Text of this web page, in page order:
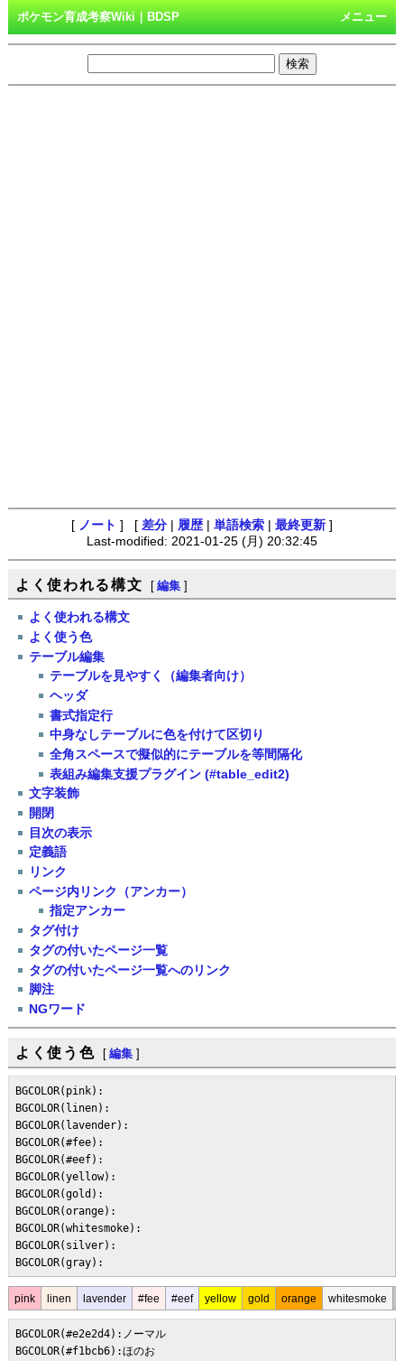
メニュー
ポケモン育成考察Wiki｜BDSP
[ ノート ] [ 差分 履歴 単語検索 最終更新 ]
Last-modified: 2021-01-25 (月) 20:32:45
よく使われる構文 [ 編集 ]
よく使われる構文
よく使う色
テーブル編集
テーブルを見やすく（編集者向け）
ヘッダ
書式指定行
中身なしテーブルに色を付けて区切り
全角スペースで擬似的にテーブルを等間隔化
表組み編集支援プラグイン (#table_edit2)
文字装飾
開閉
目次の表示
定義語
リンク
ページ内リンク（アンカー）
指定アンカー
タグ付け
タグの付いたページ一覧
タグの付いたページ一覧へのリンク
脚注
NGワード
よく使う色 [ 編集 ]
BGCOLOR(pink):
BGCOLOR(linen):
BGCOLOR(lavender):
BGCOLOR(#fee):
BGCOLOR(#eef):
BGCOLOR(yellow):
BGCOLOR(gold):
BGCOLOR(orange):
BGCOLOR(whitesmoke):
BGCOLOR(silver):
BGCOLOR(gray):
pink linen lavender #fee #eef yellow gold orange whitesmoke
BGCOLOR(#e2e2d4):ノーマル
BGCOLOR(#f1bcb6):ほのお